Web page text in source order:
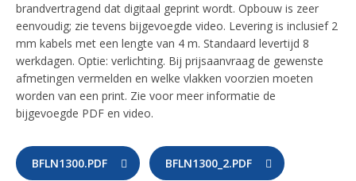
brandvertragend dat digitaal geprint wordt. Opbouw is zeer
eenvoudig; zie tevens bijgevoegde video. Levering is inclusief 2
mm kabels met een lengte van 4 m. Standaard levertijd 8
werkdagen. Optie: verlichting. Bij prijsaanvraag de gewenste
afmetingen vermelden en welke vlakken voorzien moeten
worden van een print. Zie voor meer informatie de
bijgevoegde PDF en video.
BFLN1300.PDF BFLN1300_2.PDF